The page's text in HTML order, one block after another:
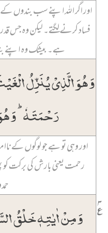
اور اگر اللہ اپنے سب بندوں کے
فساد کرنے لگتے۔ لیکن وہ جس
ہے۔ بیشک وہ اپنے
وَ ہُوَ الَّذِیۡ یُنَزِّلُ
رَحۡمَتَہٗ ؕ وَ ہُوَ
اور وہی تو ہے جو لوگوں کے
رحمت یعنی بارش کی برکت کو
وَ مِنۡ اٰیٰتِہٖ خَلۡقُ
۳